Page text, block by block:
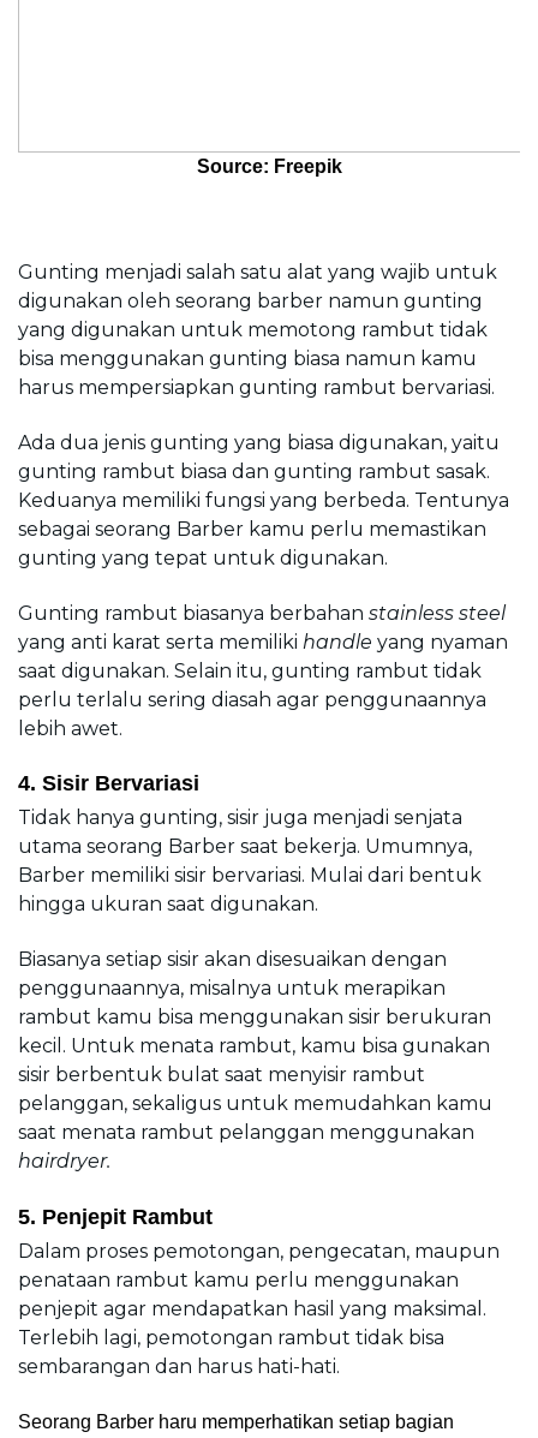
Source: Freepik
Gunting menjadi salah satu alat yang wajib untuk
digunakan oleh seorang barber namun gunting
yang digunakan untuk memotong rambut tidak
bisa menggunakan gunting biasa namun kamu
harus mempersiapkan gunting rambut bervariasi.
Ada dua jenis gunting yang biasa digunakan, yaitu
gunting rambut biasa dan gunting rambut sasak.
Keduanya memiliki fungsi yang berbeda. Tentunya
sebagai seorang Barber kamu perlu memastikan
gunting yang tepat untuk digunakan.
Gunting rambut biasanya berbahan stainless steel
yang anti karat serta memiliki handle yang nyaman
saat digunakan. Selain itu, gunting rambut tidak
perlu terlalu sering diasah agar penggunaannya
lebih awet.
4. Sisir Bervariasi
Tidak hanya gunting, sisir juga menjadi senjata
utama seorang Barber saat bekerja. Umumnya,
Barber memiliki sisir bervariasi. Mulai dari bentuk
hingga ukuran saat digunakan.
Biasanya setiap sisir akan disesuaikan dengan
penggunaannya, misalnya untuk merapikan
rambut kamu bisa menggunakan sisir berukuran
kecil. Untuk menata rambut, kamu bisa gunakan
sisir berbentuk bulat saat menyisir rambut
pelanggan, sekaligus untuk memudahkan kamu
hairdryer.
5. Penjepit Rambut
Dalam proses pemotongan, pengecatan, maupun
penataan rambut kamu perlu menggunakan
penjepit agar mendapatkan hasil yang maksimal.
Terlebih lagi, pemotongan rambut tidak bisa
sembarangan dan harus hati-hati.
Seorang Barber haru memperhatikan setiap bagian